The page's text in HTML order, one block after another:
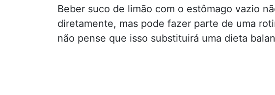
Beber suco de limão com o estômago vazio
diretamente, mas pode fazer parte de uma
não pense que isso substituirá uma dieta